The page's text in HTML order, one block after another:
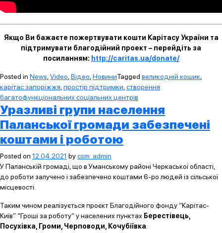
Якщо Ви бажаєте пожертвувати кошти Карітасу України та
підтримувати благодійний проект – перейдіть за
посиланням: http://caritas.ua/donate/
Posted in News Video Відео НовиниTagged великодній кошик
карітас запоріжжя простір підтримки створення
багатофункціональних соціальних центрів
Уразливі групи населення
Паланської громади забезпечені
коштами і роботою
Posted on 12.04.2021 bycsm_admin
У Паланській громаді, що в Уманському районі Черкаської області,
до роботи залучено і забезпечено коштами 6-ро людей із сільської
місцевості.
Таким чином реалізується проєкт Благодійного фонду “Карітас-
Київ” “Гроші за роботу” у населених пунктах Берестівець,
Посухівка, Громи, Черповоди, Кочубіївка